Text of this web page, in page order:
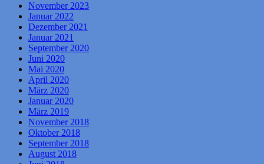
November 2023
Januar 2022
Dezember 2021
Januar 2021
September 2020
Juni 2020
Mai 2020
April 2020
März 2020
Januar 2020
März 2019
November 2018
Oktober 2018
September 2018
August 2018